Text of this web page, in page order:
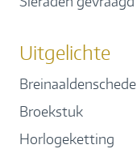
Uitgelichte
Breinaaldenschede
Broekstuk
Horlogeketting